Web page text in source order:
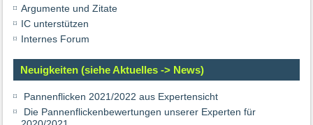
Argumente und Zitate
IC unterstützen
Internes Forum
Neuigkeiten (siehe Aktuelles -> News)
Pannenflicken 2021/2022 aus Expertensicht
Die Pannenflickenbewertungen unserer Experten für